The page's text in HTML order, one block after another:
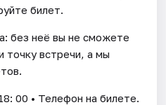
билет.
без неё вы не сможете
точку встречи, а мы
00 • Телефон на билете.